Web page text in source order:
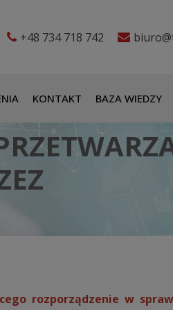
+48 734 718 742
KONTAKT BAZA WIEDZY
rozporządzenie w